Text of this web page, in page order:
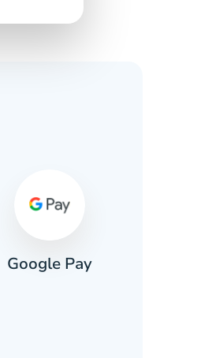
Google Pay